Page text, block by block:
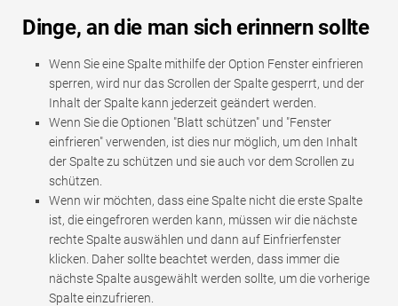
Dinge, an die man sich erinnern sollte
Wenn Sie eine Spalte mithilfe der Option Fenster einfrieren
sperren, wird nur das Scrollen der Spalte gesperrt, und der
Inhalt der Spalte kann jederzeit geändert werden.
Wenn Sie die Optionen "Blatt schützen" und "Fenster
einfrieren" verwenden, ist dies nur möglich, um den Inhalt
der Spalte zu schützen und sie auch vor dem Scrollen zu
schützen.
Wenn wir möchten, dass eine Spalte nicht die erste Spalte
ist, die eingefroren werden kann, müssen wir die nächste
rechte Spalte auswählen und dann auf Einfrierfenster
klicken. Daher sollte beachtet werden, dass immer die
nächste Spalte ausgewählt werden sollte, um die vorherige
Spalte einzufrieren.